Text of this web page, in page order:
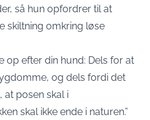
så hun opfordrer til at
skiltning omkring løse
op efter din hund: Dels for at
og dels fordi det
at posen skal i
skal ikke ende i naturen.”